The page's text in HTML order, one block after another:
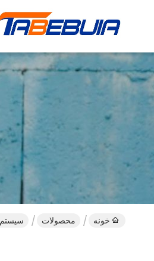
خونه محصولات سیستم